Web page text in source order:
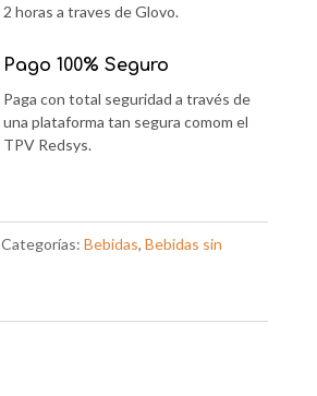
2 horas a traves de Glovo.
Pago 100% Seguro
Paga con total seguridad a través de
una plataforma tan segura comom el
TPV Redsys.
Categorías: Bebidas, Bebidas sin